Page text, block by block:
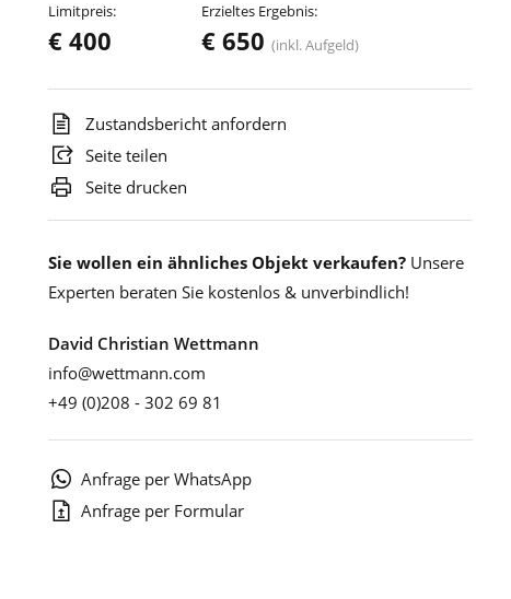
Limitpreis:
€ 400
Erzieltes Ergebnis:
€ 650 (inkl. Aufgeld)
Zustandsbericht anfordern
Seite teilen
Seite drucken
Sie wollen ein ähnliches Objekt verkaufen?Unsere
Experten beraten Sie kostenlos & unverbindlich!
David Christian Wettmann
info@wettmann.com
+49 (0)208 - 302 69 81
Anfrage per WhatsApp
Anfrage per Formular